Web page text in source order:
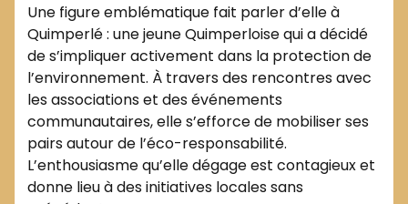
Une figure emblématique fait parler d’elle à
Quimperlé : une jeune Quimperloise qui a décidé
de s’impliquer activement dans la protection de
l’environnement. À travers des rencontres avec
les associations et des événements
communautaires, elle s’efforce de mobiliser ses
pairs autour de l’éco-responsabilité.
L’enthousiasme qu’elle dégage est contagieux et
donne lieu à des initiatives locales sans